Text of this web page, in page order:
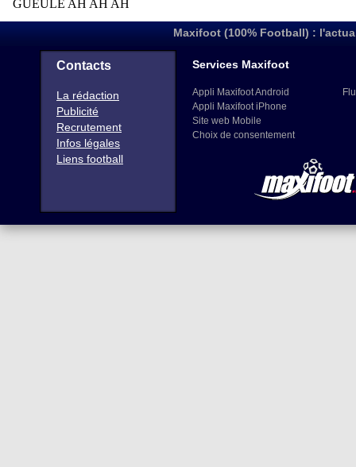
Maxifoot (100% Football) :
Contacts
La rédaction
Publicité
Recrutement
Infos légales
Liens football
Services Maxifoot
Appli Maxifoot Android
Appli Maxifoot iPhone
Site web Mobile
Choix de consentement